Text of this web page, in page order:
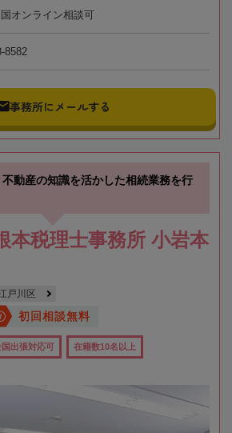
オンライン相談可
8582
事務所にメールする
不動産の知識を活かした相続業務を行
本税理士事務所 小岩本
戸川区
初回相談無料
国出張対応可 在籍数10名以上